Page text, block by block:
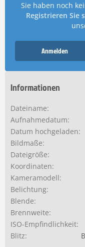
Sie haben noch
Registrieren Sie
Anmelden
Informationen
Dateiname
Aufnahmedatum
Datum hochgeladen
Bildmaße
Dateigröße
Koordinaten
Kameramodell
Belichtung
Blende
Brennweite
ISO-Empfindlichkeit
Blitz